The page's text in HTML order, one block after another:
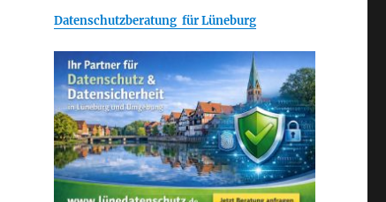
Datenschutzberatung für Lüneburg